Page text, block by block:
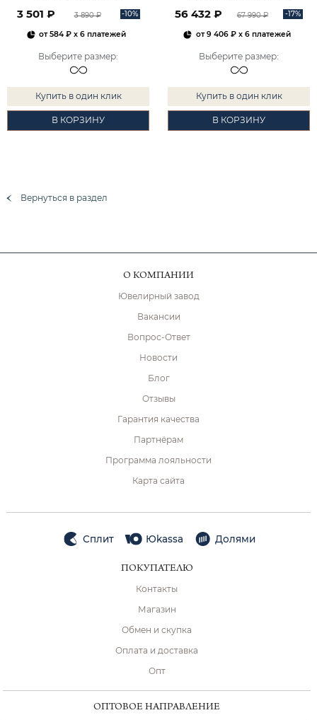
3 501 ₽ 3 890 ₽ -10%
от584 ₽ x 6 платежей
Выберите размер:
Купить в один клик
В КОРЗИНУ
56 432 ₽ 67 990 ₽ -17%
от9 406 ₽x 6 платежей
Выберите размер:
Купить в один клик
В КОРЗИНУ
Вернуться в раздел
О КОМПАНИИ
Ювелирный завод
Вакансии
Вопрос-Ответ
Новости
Блог
Отзывы
Гарантия качества
Партнёрам
Программа лояльности
Карта сайта
Сплит Юkassa Долями
ПОКУПАТЕЛЮ
Контакты
Магазин
Обмен и скупка
Оплата и доставка
Опт
ОПТОВОЕ НАПРАВЛЕНИЕ